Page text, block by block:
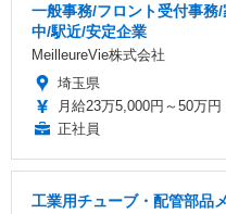
一般事務/フロント受付事務
中/駅近/安定企業
MeilleureVie株式会社
埼玉県
月給23万5,000円～50万円
正社員
工業用チューブ・配管部品